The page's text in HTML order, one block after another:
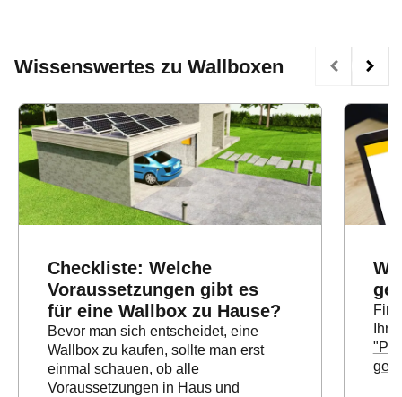
Wissenswertes zu Wallboxen
Checkliste: Welche
Voraussetzungen gibt es
für eine Wallbox zu Hause?
Bevor man sich entscheidet, eine
Wallbox zu kaufen, sollte man erst
einmal schauen, ob alle
Voraussetzungen in Haus und